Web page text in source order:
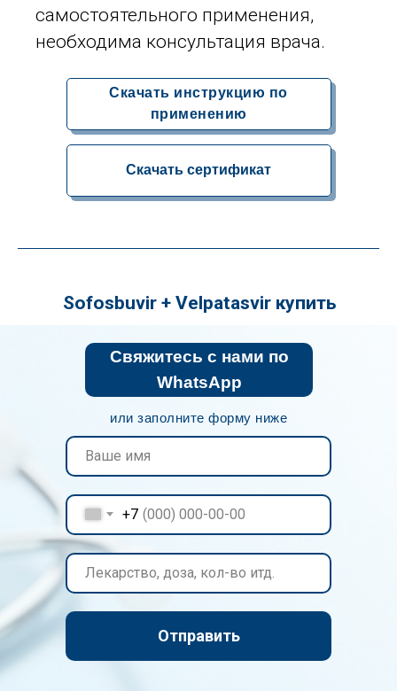
самостоятельного применения,
необходима консультация врача.
Скачать инструкцию по
применению
Скачать сертификат
Sofosbuvir + Velpatasvir купить
+7
Отправить
или заполните форму ниже
Свяжитесь с нами по
WhatsApp